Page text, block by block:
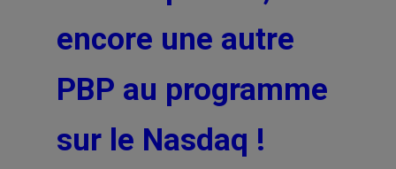
encore une autre
PBP au programme
sur le Nasdaq !